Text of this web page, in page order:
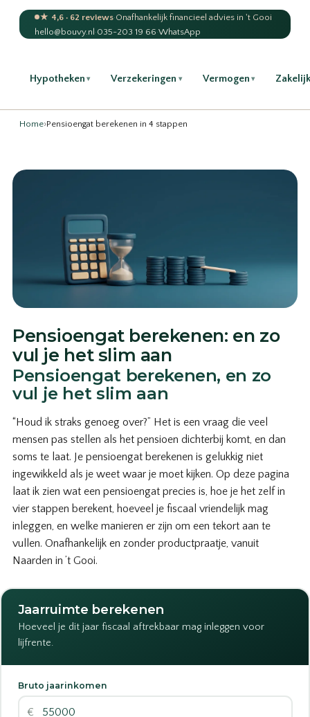
★ 4,6 · 62 reviews·Onafhankelijk financieel advies in 't Gooi
hello@bouvy.nl·035-203 19 66·WhatsApp
Hypotheken ▾ Verzekeringen ▾ Vermogen ▾
Home›Pensioengat berekenen in 4 stappen
Pensioengat berekenen: en zo
vul je het slim aan
Pensioengat berekenen, en zo
vul je het slim aan
“Houd ik straks genoeg over?” Het is een vraag die veel
mensen pas stellen als het pensioen dichterbij komt, en dan
soms te laat. Je pensioengat berekenen is gelukkig niet
ingewikkeld als je weet waar je moet kijken. Op deze pagina
laat ik zien wat een pensioengat precies is, hoe je het zelf in
vier stappen berekent, hoeveel je fiscaal vriendelijk mag
inleggen, en welke manieren er zijn om een tekort aan te
vullen. Onafhankelijk en zonder productpraatje, vanuit
Naarden in ’t Gooi.
Jaarruimte berekenen
Hoeveel je dit jaar fiscaal aftrekbaar mag inleggen voor
lijfrente.
Bruto jaarinkomen
€